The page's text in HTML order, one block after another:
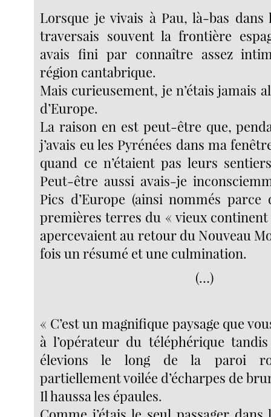
Lorsque je vivais à Pau, là-bas dans
traversais souvent la frontière
avais fini par connaître assez
région cantabrique.
Mais curieusement, je n’étais jamais
d’Europe.
La raison en est peut-être que,
j’avais eu les Pyrénées dans ma
quand ce n’étaient pas leurs
Peut-être aussi avais-je
Pics d’Europe (ainsi nommés parce
premières terres du « vieux continent
apercevaient au retour du Nouveau
fois un résumé et une culmination.
(…)
« C’est un magnifique paysage que
à l’opérateur du téléphérique
élevions le long de la paroi
partiellement voilée d’écharpes de
Il haussa les épaules.